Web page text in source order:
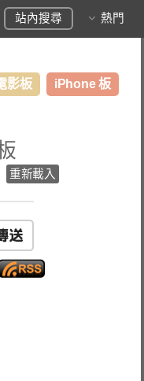
站內搜尋 熱門
影板 iPhone 板
重新載入